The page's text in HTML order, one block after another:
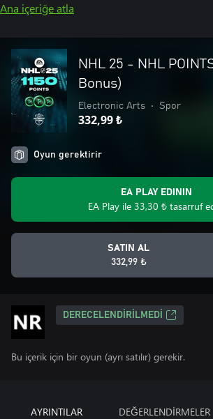
Ana içeriğe atla
NHL 25 - NHL
Bonus)
Electronic Arts • Spor
332,99 ₺
Oyun gerektirir
EA PLAY EDININ
EA Play ile 33,30 ₺ tasarruf
SATIN AL
332,99 ₺
DERECELENDIRILMEDI
Bu içerik için bir oyun (ayrı satılır) gerekir.
AYRINTILAR DEĞERLENDİRMELER